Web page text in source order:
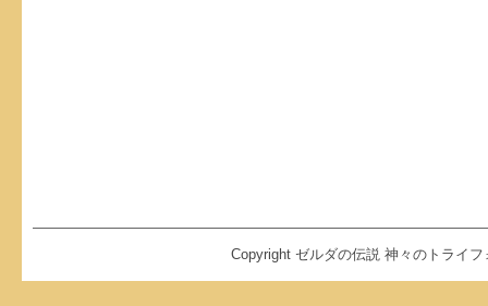
Copyright ゼルダの伝説 神々のトライ